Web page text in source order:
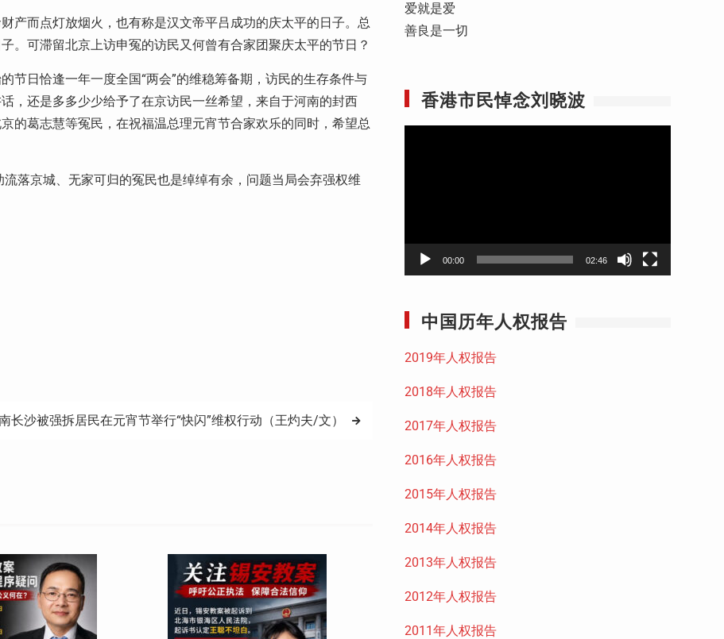
产而点灯放烟火，也有称是汉文帝平吕成功的庆太平的日子。总
。可滞留北京上访申冤的访民又何曾有合家团聚庆太平的节日？
节日恰逢一年一度全国“两会”的维稳筹备期，访民的生存条件与
，还是多多少少给予了在京访民一丝希望，来自于河南的封西
的葛志慧等冤民，在祝福温总理元宵节合家欢乐的同时，希望总
落京城、无家可归的冤民也是绰绰有余，问题当局会弃强权维
长沙被强拆居民在元宵节举行“快闪”维权行动（王灼夫/文）
爱就是爱
善良是一切
香港市民悼念刘晓波
00:00 02:46
中国历年人权报告
2019年人权报告
2018年人权报告
2017年人权报告
2016年人权报告
2015年人权报告
2014年人权报告
2013年人权报告
2012年人权报告
2011年人权报告